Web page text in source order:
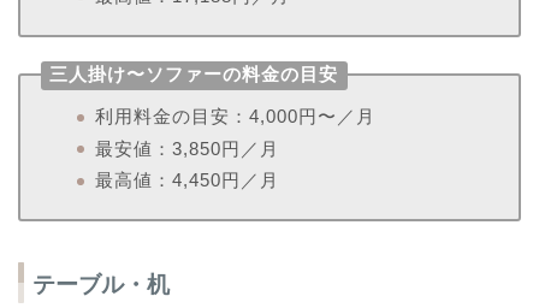
三人掛け〜ソファーの料金の目安
利用料金の目安：4,000円〜／月
最安値：3,850円／月
最高値：4,450円／月
テーブル・机